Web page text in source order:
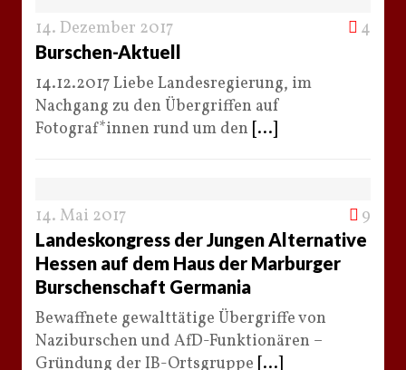
14. Dezember 2017 4
Burschen-Aktuell
14.12.2017 Liebe Landesregierung, im
Nachgang zu den Übergriffen auf
Fotograf*innen rund um den [...]
14. Mai 2017 9
Landeskongress der Jungen Alternative
Hessen auf dem Haus der Marburger
Burschenschaft Germania
Bewaffnete gewalttätige Übergriffe von
Naziburschen und AfD-Funktionären –
Gründung der IB-Ortsgruppe [...]